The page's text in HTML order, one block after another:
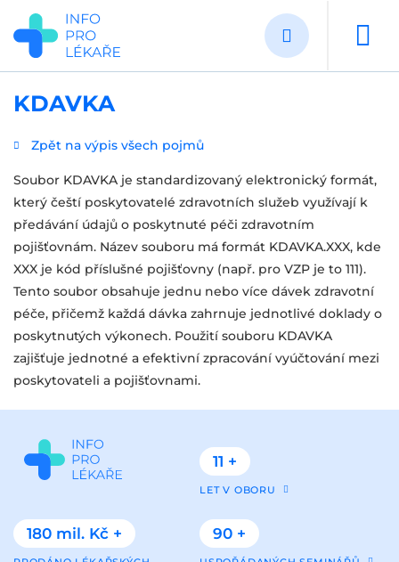
Přejít
hlavnímu
obsahu
KDAVKA
Zpět na výpis všech pojmů
Soubor KDAVKA je standardizovaný elektronický formát,
který čeští poskytovatelé zdravotních služeb využívají k
předávání údajů o poskytnuté péči zdravotním
pojišťovnám. Název souboru má formát KDAVKA.XXX, kde
XXX je kód příslušné pojišťovny (např. pro VZP je to 111).
Tento soubor obsahuje jednu nebo více dávek zdravotní
péče, přičemž každá dávka zahrnuje jednotlivé doklady o
poskytnutých výkonech. Použití souboru KDAVKA
zajišťuje jednotné a efektivní zpracování vyúčtování mezi
poskytovateli a pojišťovnami.
11 +
LET V OBORU
180 mil. Kč + 90 +